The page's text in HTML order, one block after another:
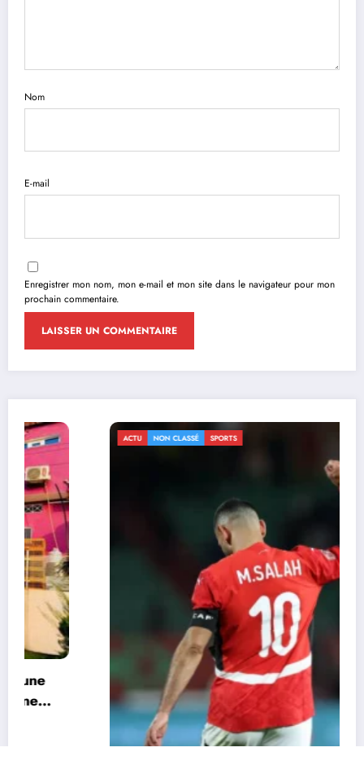
Nom
E-mail
Enregistrer mon nom, mon e-mail et mon site dans le navigateur pour mon
prochain commentaire.
ACTU SPORTS